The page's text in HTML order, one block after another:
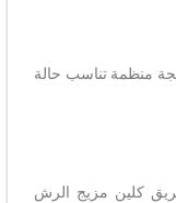
منظمة تناسب حالة
كلين مزيج الرش